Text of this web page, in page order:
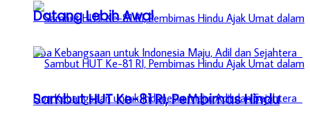
Sambut HUT Ke-81 RI, Pembimas Hindu
Datang Lebih Awal